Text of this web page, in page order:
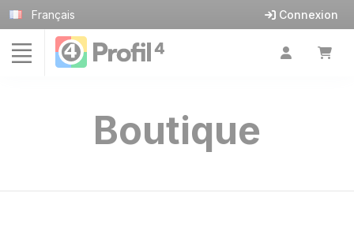
Français Connexion
Boutique
Panneau de gestion des cookies